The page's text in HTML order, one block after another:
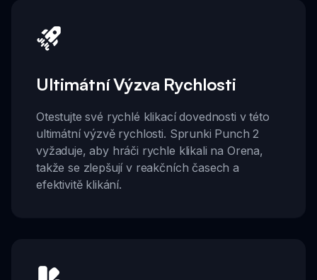
Ultimátní Výzva Rychlosti
Otestujte své rychlé klikací dovednosti v této
ultimátní výzvě rychlosti. Sprunki Punch 2
vyžaduje, aby hráči rychle klikali na Orena,
takže se zlepšují v reakčních časech a
efektivitě klikání.